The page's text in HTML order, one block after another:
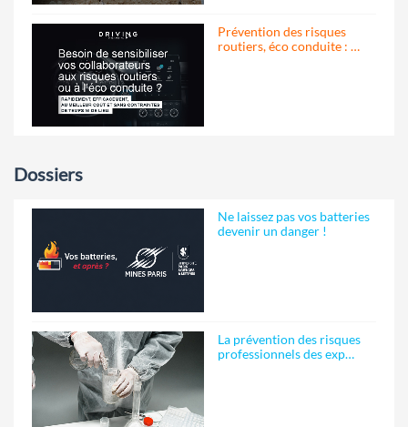
Prévention des risques
routiers, éco conduite : …
Dossiers
Ne laissez pas vos batteries
devenir un danger !
La prévention des risques
professionnels des exp…